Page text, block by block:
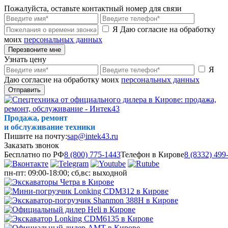
Пожалуйста, оставьте контактный номер для связи
Я Даю согласие на обработку
моих персональных данных
Перезвоните мне
Узнать цену
Я
Даю согласие на обработку моих персональных данных
Отправить
Продажа, ремонт
и обслуживание техники
Пишите на почту:sap@intek43.ru
Заказать звонок
Бесплатно по РФ8 (800) 775-1443Телефон в Кирове8 (8332)
пн-пт: 09:00-18:00; сб,вс: выходной